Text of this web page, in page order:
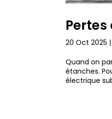
Pertes
20 Oct 2025
Quand on
étanches.
électrique